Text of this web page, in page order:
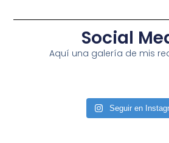
Social
Aquí una galería de mis
Seguir en